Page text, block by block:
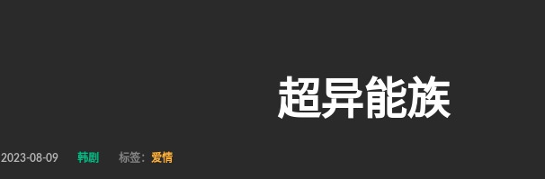
超异能族
2023-08-09 韩剧 标签： 爱情